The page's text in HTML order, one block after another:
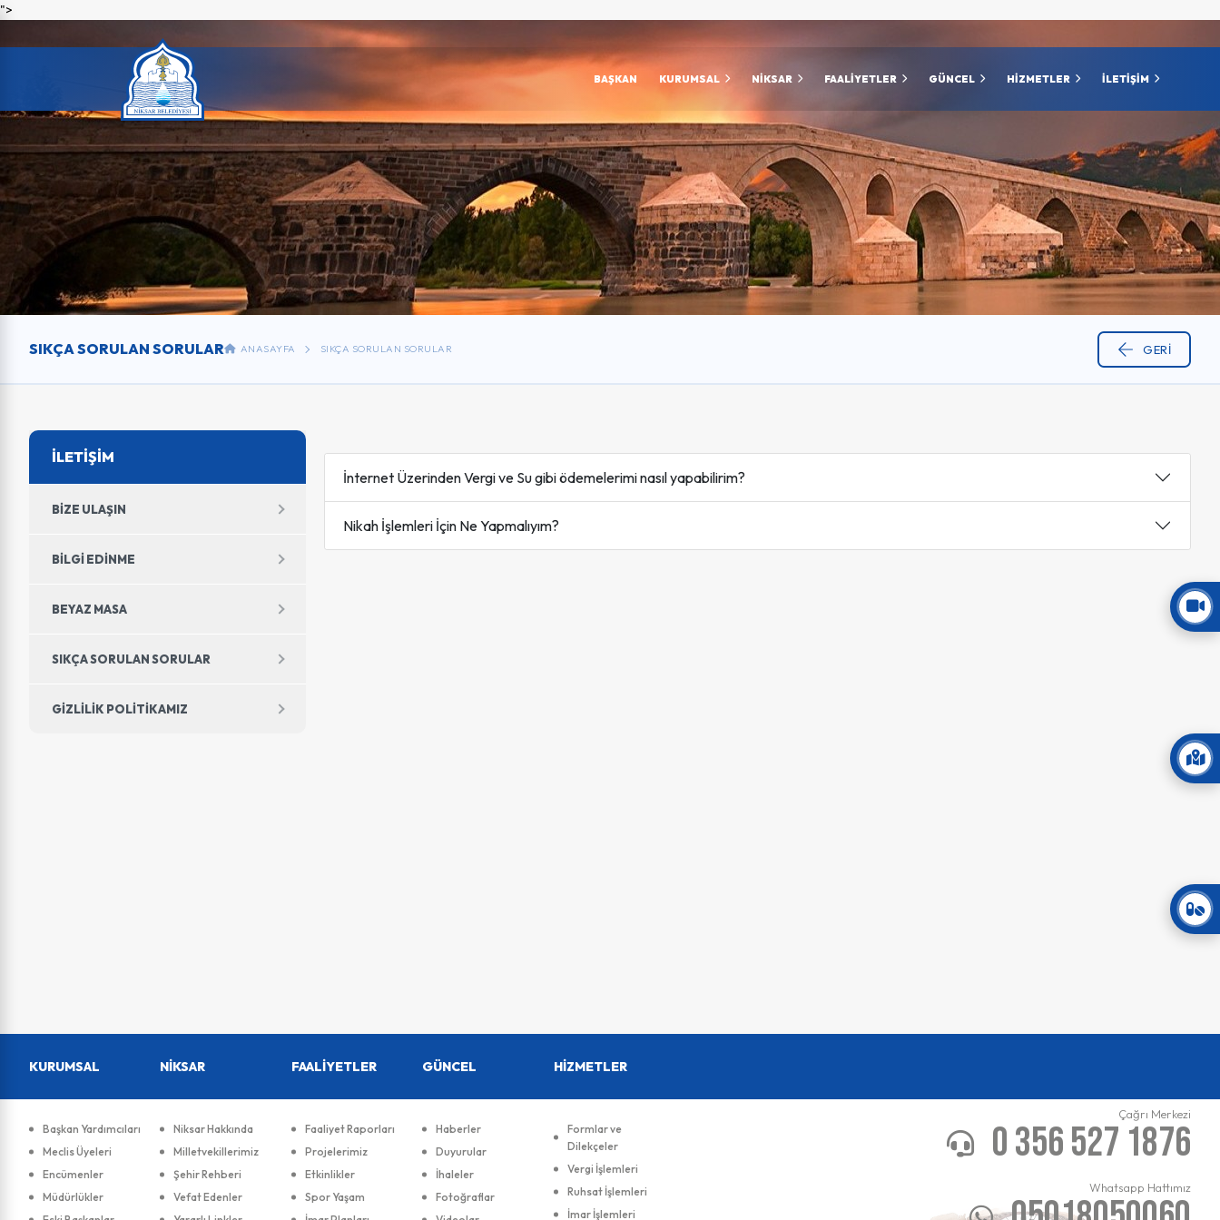
">
BAŞKAN KURUMSAL NİKSAR FAALİYETLER GÜNCEL HİZMETLER İLETİŞİM
SIKÇA SORULAN SORULAR ANASAYFA SIKÇA SORULAN SORULAR GERI
İLETİŞİM
BIZE ULAŞIN
BILGI EDINME
BEYAZ MASA
SIKÇA SORULAN SORULAR
GIZLILIK POLITIKAMIZ
İnternet Üzerinden Vergi ve Su gibi ödemelerimi nasıl yapabilirim?
Nikah İşlemleri İçin Ne Yapmalıyım?
KURUMSAL
Başkan Yardımcıları
Meclis Üyeleri
Encümenler
Müdürlükler
NİKSAR
Niksar Hakkında
Milletvekillerimiz
Şehir Rehberi
Vefat Edenler
FAALİYETLER
Faaliyet Raporları
Projelerimiz
Etkinlikler
Spor Yaşam
GÜNCEL
Haberler
Duyurular
İhaleler
Fotoğraflar
HİZMETLER
Formlar ve
Dilekçeler
Vergi İşlemleri
Ruhsat İşlemleri
İmar İşlemleri
Çağrı Merkezi
0 356 527 1876
Whatsapp Hattımız